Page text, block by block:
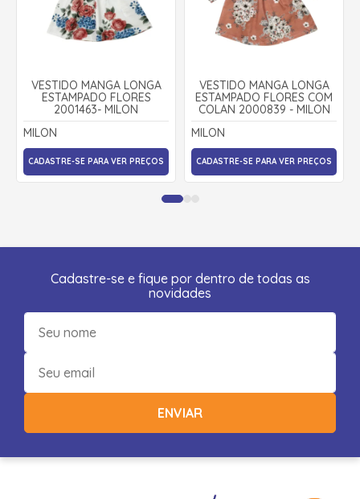
VESTIDO MANGA LONGA
ESTAMPADO FLORES
2001463- MILON
MILON
CADASTRE-SE PARA VER PREÇOS
VESTIDO MANGA LONGA
ESTAMPADO FLORES COM
COLAN 2000839 - MILON
MILON
CADASTRE-SE PARA VER PREÇOS
Cadastre-se e fique por dentro de todas as
novidades
ENVIAR